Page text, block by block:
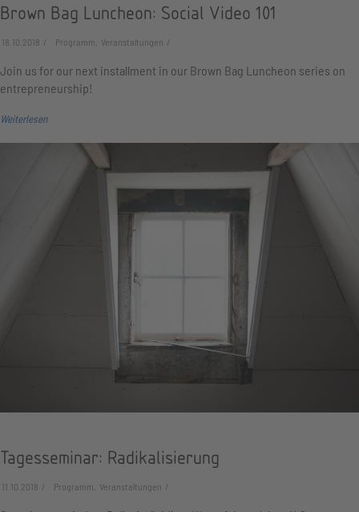
Brown Bag Luncheon: Social Video 101
18.10.2018 Programm, Veranstaltungen
Join us for our next installment in our Brown Bag Luncheon series on
entrepreneurship!
Weiterlesen
Tagesseminar: Radikalisierung
11.10.2018 Programm, Veranstaltungen